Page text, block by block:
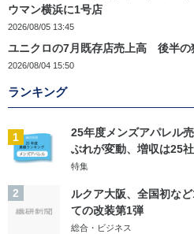
ウマン横浜に1号店
2026/08/05 13:45
ユニクロの7月既存店売上高 後半
2026/08/04 15:50
ランキング
1
25年度メンズアパレル
ぶれが変動、増収は25
特集
2
ルクア大阪、全国初な
ての改装第1弾
総合・ビジネス